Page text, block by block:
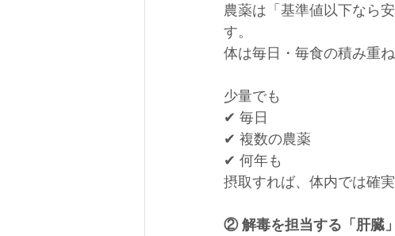
農薬は「基準値以下なら
す。
体は毎日・毎食の積み重ね
少量でも
✔ 毎日
✔ 複数の農薬
✔ 何年も
摂取すれば、体内では確
② 解毒を担当する「肝臓